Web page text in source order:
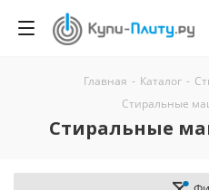
Главная - Каталог -
Стиральные
Стиральные